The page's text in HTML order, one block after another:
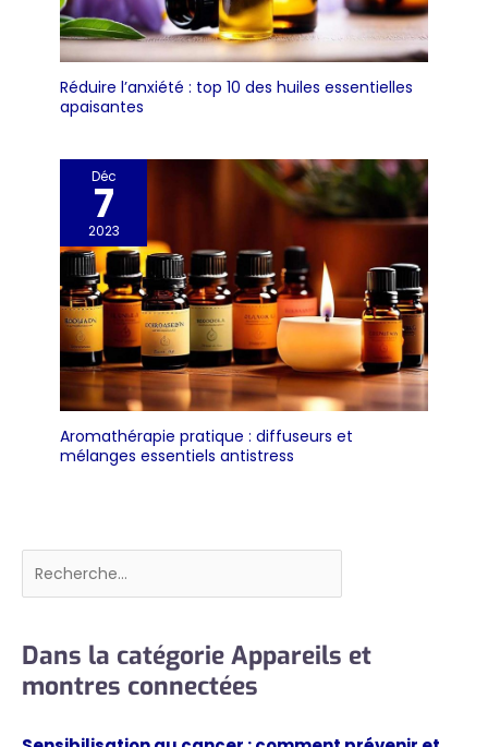
Réduire l’anxiété : top 10 des huiles essentielles
apaisantes
Déc
7
2023
Aromathérapie pratique : diffuseurs et
mélanges essentiels antistress
Rechercher
Dans la catégorie Appareils et
montres connectées